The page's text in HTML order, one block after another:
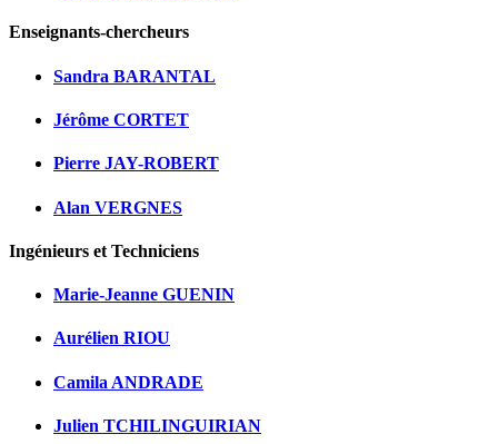
Enseignants-chercheurs
Sandra BARANTAL
Jérôme CORTET
Pierre JAY-ROBERT
Alan VERGNES
Ingénieurs et Techniciens
Marie-Jeanne GUENIN
Aurélien RIOU
Camila ANDRADE
Julien TCHILINGUIRIAN